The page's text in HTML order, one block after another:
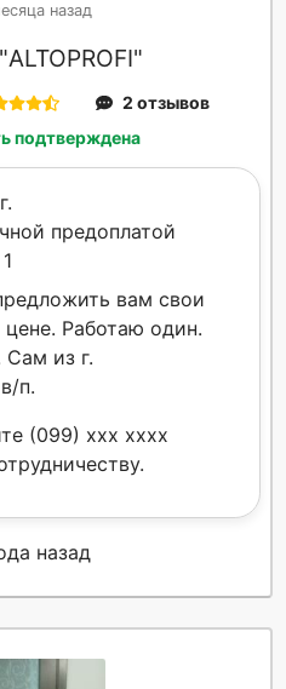
назад
2 отзывов
подтверждена
предоплатой
1
вам свои
цене. Работаю один.
Сам из г.
п.
(099) xxx xxxx
назад